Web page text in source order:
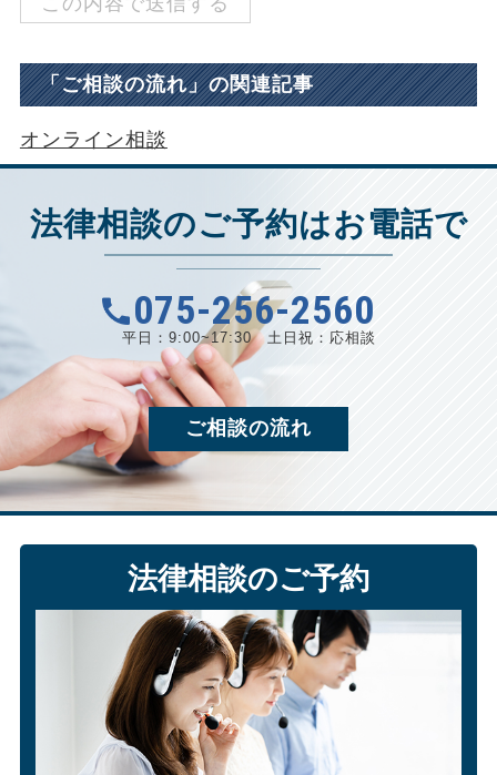
法律相談のご予約
「ご相談の流れ」の関連記事
オンライン相談
法律相談のご予約はお電話で
075-256-2560
平日：9:00~17:30 土日祝：応相談
ご相談の流れ